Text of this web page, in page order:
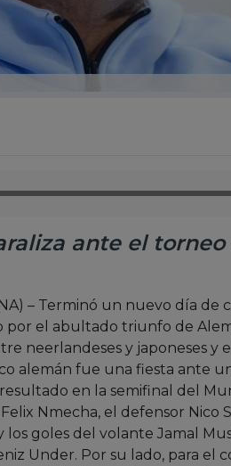
ante el
– Terminó un nuevo día de
el abultado triunfo de
neerlandeses y japoneses y
alemán fue una fiesta ante
en la semifinal del
Nmecha, el defensor Nico
goles del volante Jamal
Under. Por su lado, para el